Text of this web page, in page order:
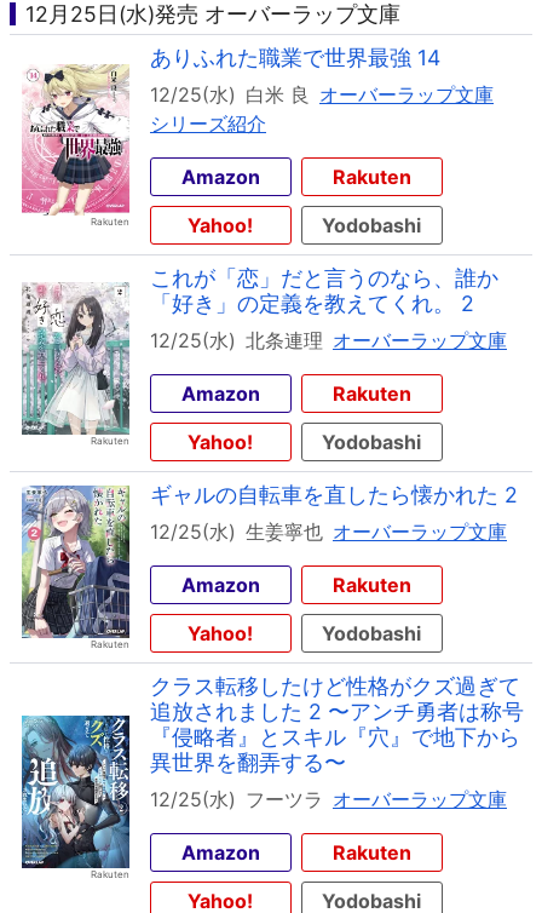
12月25日(水)発売 オーバーラップ文庫
ありふれた職業で世界最強 14
12/25(水) 白米 良 オーバーラップ文庫
シリーズ紹介
Amazon
Rakuten
Yahoo!
Yodobashi
これが「恋」だと言うのなら、誰か
「好き」の定義を教えてくれ。 2
12/25(水) 北条連理 オーバーラップ文庫
Amazon
Rakuten
Yahoo!
Yodobashi
ギャルの自転車を直したら懐かれた 2
12/25(水) 生姜寧也 オーバーラップ文庫
Amazon
Rakuten
Yahoo!
Yodobashi
クラス転移したけど性格がクズ過ぎて
追放されました 2 〜アンチ勇者は称号
『侵略者』とスキル『穴』で地下から
異世界を翻弄する〜
12/25(水) フーツラ オーバーラップ文庫
Amazon
Rakuten
Yahoo!
Yodobashi